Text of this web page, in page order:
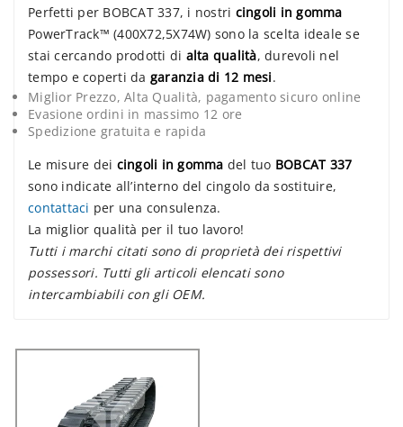
Perfetti per BOBCAT 337, i nostri cingoli in gomma
PowerTrack™ (400X72,5X74W) sono la scelta ideale se
stai cercando prodotti di alta qualità, durevoli nel
tempo e coperti da garanzia di 12 mesi.
Miglior Prezzo, Alta Qualità, pagamento sicuro online
Evasione ordini in massimo 12 ore
Spedizione gratuita e rapida
Le misure dei cingoli in gomma del tuo BOBCAT 337
sono indicate all’interno del cingolo da sostituire,
contattaci per una consulenza.
La miglior qualità per il tuo lavoro!
Tutti i marchi citati sono di proprietà dei rispettivi
possessori. Tutti gli articoli elencati sono
intercambiabili con gli OEM.